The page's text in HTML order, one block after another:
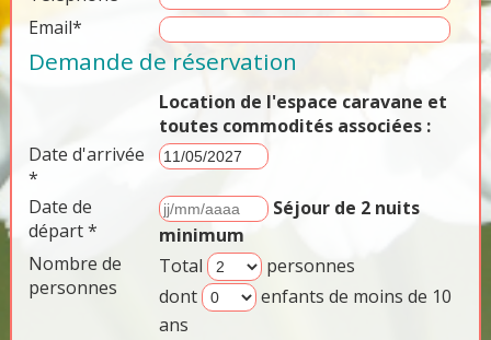
Email*
Demande de réservation
Location de l'espace caravane et
toutes commodités associées :
Date d'arrivée
*
Date de
départ *
Séjour de 2 nuits
minimum
Nombre de
personnes
Total
personnes
dont
enfants de moins de 10
ans